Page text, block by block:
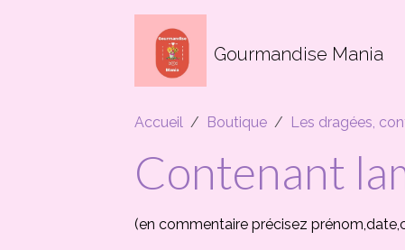
Gourmandise Mania
Accueil Boutique Les dragées,
Contenant
(en commentaire précisez